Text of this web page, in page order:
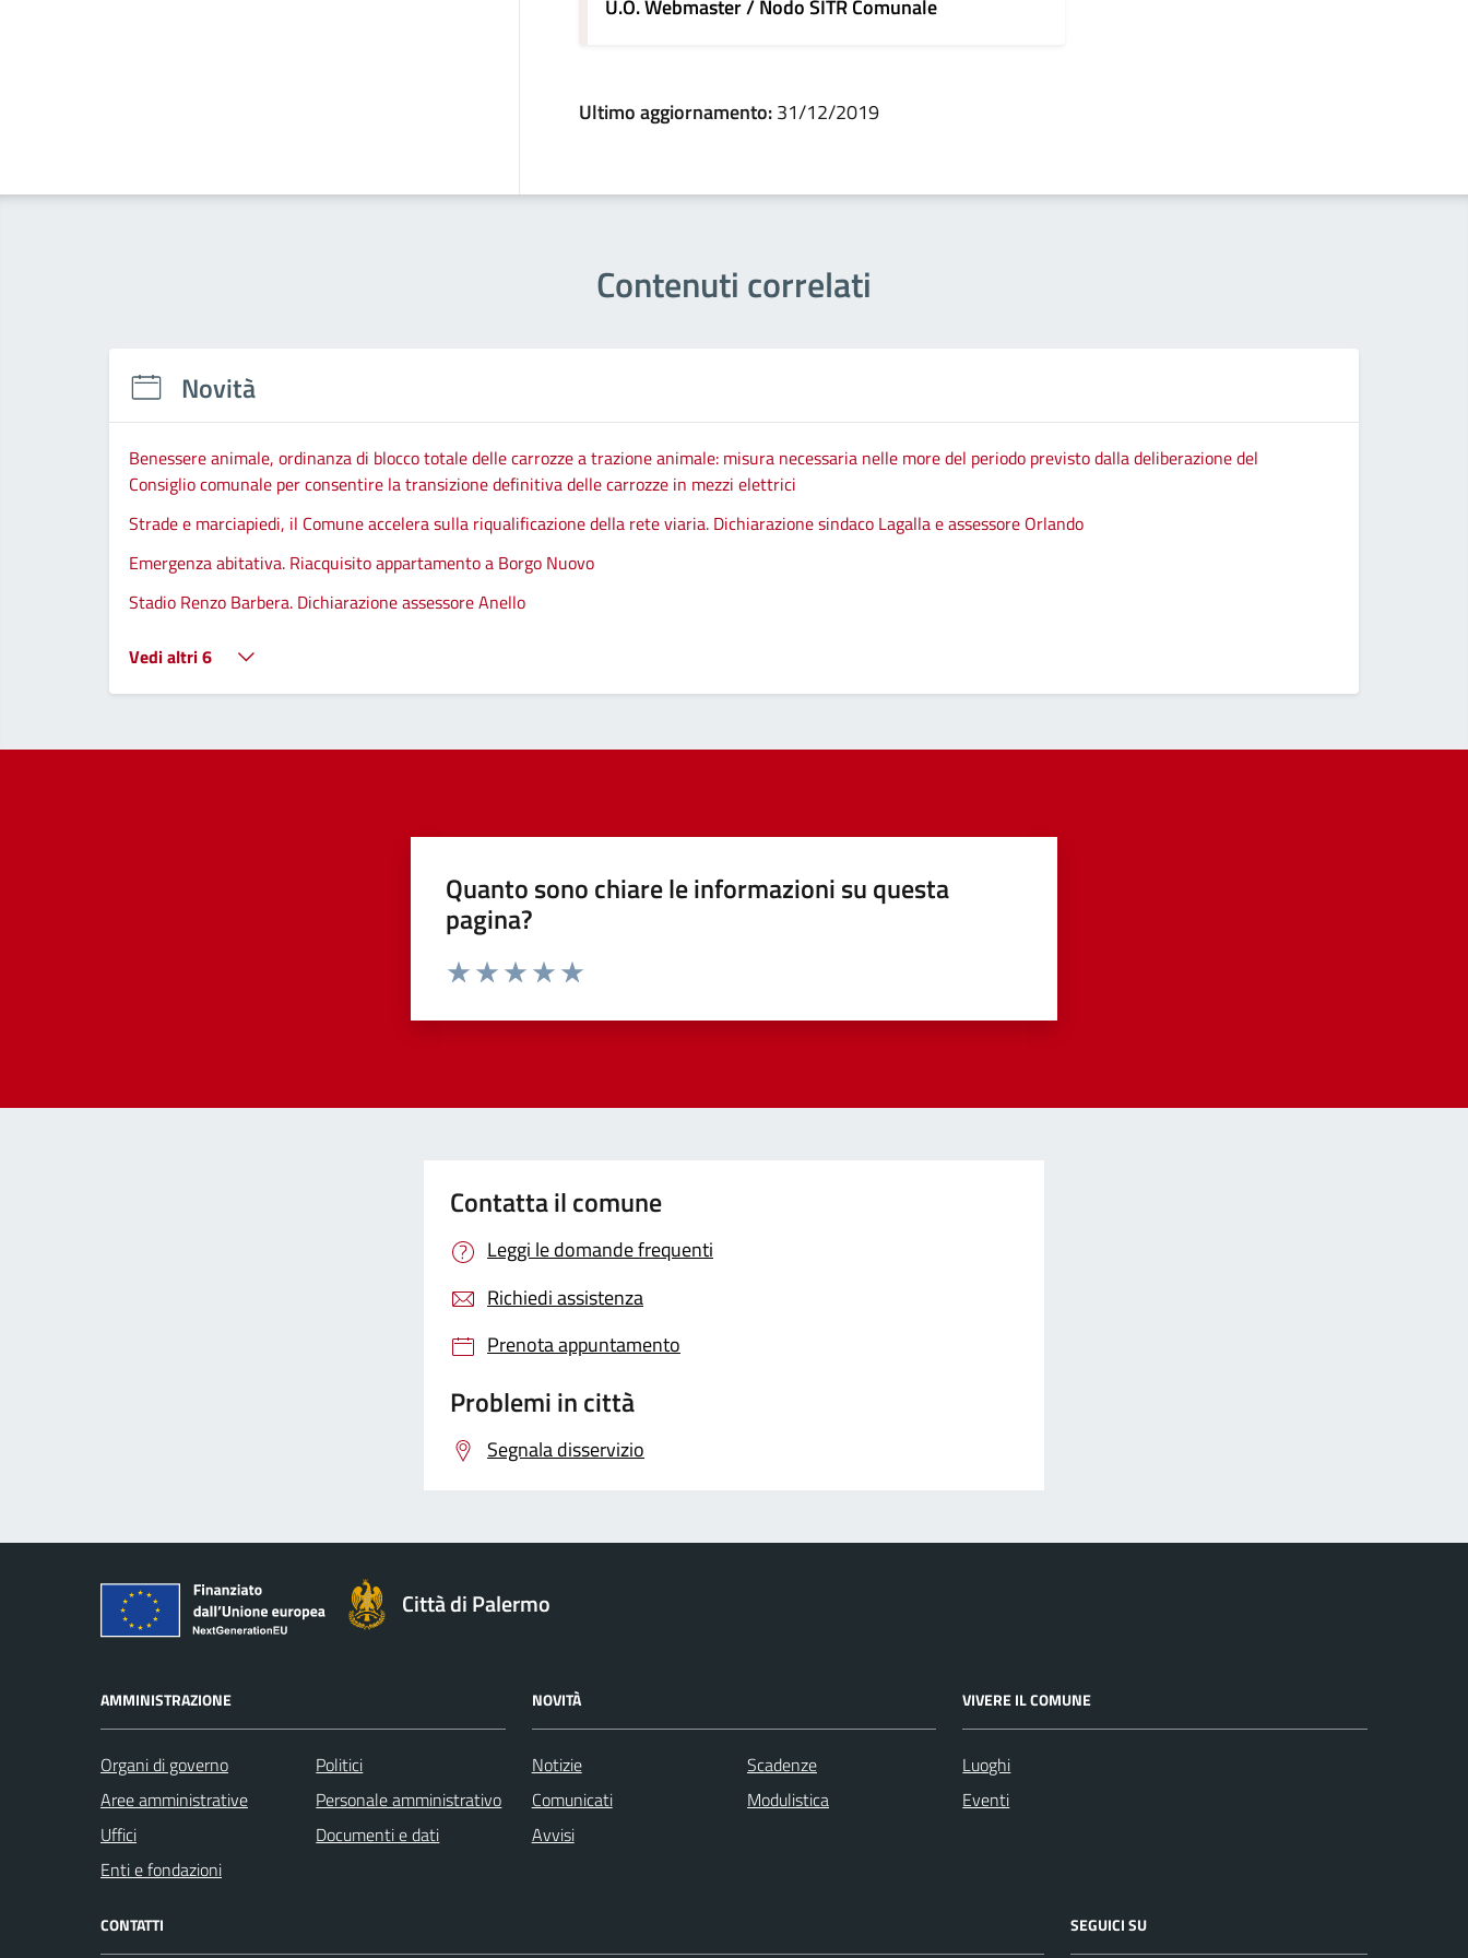
U.O. Webmaster / Nodo SITR Comunale
Ultimo aggiornamento:31/12/2019
Contenuti correlati
Novità
Benessere animale, ordinanza di blocco totale delle carrozze a trazione animale: misura necessaria nelle more del periodo previsto dalla deliberazione del
Consiglio comunale per consentire la transizione definitiva delle carrozze in mezzi elettrici
Strade e marciapiedi, il Comune accelera sulla riqualificazione della rete viaria. Dichiarazione sindaco Lagalla e assessore Orlando
Emergenza abitativa. Riacquisito appartamento a Borgo Nuovo
Stadio Renzo Barbera. Dichiarazione assessore Anello
Vedi altri 6
Quanto sono chiare le informazioni su questa
pagina?
Contatta il comune
Leggi le domande frequenti
Richiedi assistenza
Prenota appuntamento
Problemi in città
Segnala disservizio
Città di Palermo
AMMINISTRAZIONE
Organi di governo
Aree amministrative
Uffici
Enti e fondazioni
Politici
Personale amministrativo
Documenti e dati
NOVITÀ
Notizie
Comunicati
Avvisi
Scadenze
Modulistica
VIVERE IL COMUNE
Luoghi
Eventi
CONTATTI SEGUICI SU